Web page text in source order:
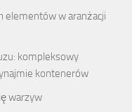
elementów w aranżacji
kompleksowy
kontenerów
warzyw